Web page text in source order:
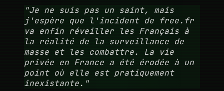
"Je ne suis pas un saint, mais
j'espère que l'incident de free.fr
va enfin réveiller les Français à
la réalité de la surveillance de
masse et les combattre. La vie
privée en France a été érodée à un
point où elle est pratiquement
inexistante."